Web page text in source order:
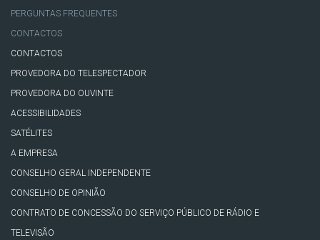
PERGUNTAS FREQUENTES
CONTACTOS
CONTACTOS
PROVEDORA DO TELESPECTADOR
PROVEDORA DO OUVINTE
ACESSIBILIDADES
SATÉLITES
A EMPRESA
CONSELHO GERAL INDEPENDENTE
CONSELHO DE OPINIÃO
CONTRATO DE CONCESSÃO DO SERVIÇO PÚBLICO DE RÁDIO E
TELEVISÃO